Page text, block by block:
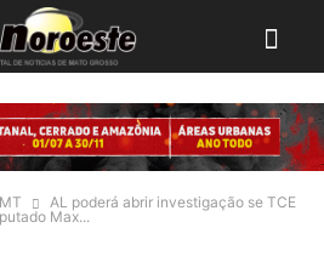
AL poderá abrir investigação se TCE
Max...